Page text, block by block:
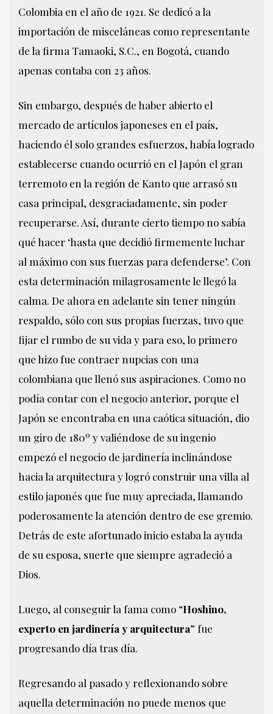
Colombia en el año de 1921. Se dedicó a la
importación de misceláneas como representante
de la firma Tamaoki, S.C., en Bogotá, cuando
apenas contaba con 23 años.
Sin embargo, después de haber abierto el
mercado de artículos japoneses en el país,
haciendo él solo grandes esfuerzos, había logrado
establecerse cuando ocurrió en el Japón el gran
terremoto en la región de Kanto que arrasó su
casa principal, desgraciadamente, sin poder
recuperarse. Así, durante cierto tiempo no sabía
qué hacer ‘hasta que decidió firmemente luchar
al máximo con sus fuerzas para defenderse’. Con
esta determinación milagrosamente le llegó la
calma. De ahora en adelante sin tener ningún
respaldo, sólo con sus propias fuerzas, tuvo que
fijar el rumbo de su vida y para eso, lo primero
que hizo fue contraer nupcias con una
colombiana que llenó sus aspiraciones. Como no
podía contar con el negocio anterior, porque el
Japón se encontraba en una caótica situación, dio
un giro de 180º y valiéndose de su ingenio
empezó el negocio de jardinería inclinándose
hacia la arquitectura y logró construir una villa al
estilo japonés que fue muy apreciada, llamando
poderosamente la atención dentro de ese gremio.
Detrás de este afortunado inicio estaba la ayuda
de su esposa, suerte que siempre agradeció a
Dios.
Luego, al conseguir la fama como “Hoshino,
experto en jardinería y arquitectura” fue
progresando día tras día.
Regresando al pasado y reflexionando sobre
aquella determinación no puede menos que